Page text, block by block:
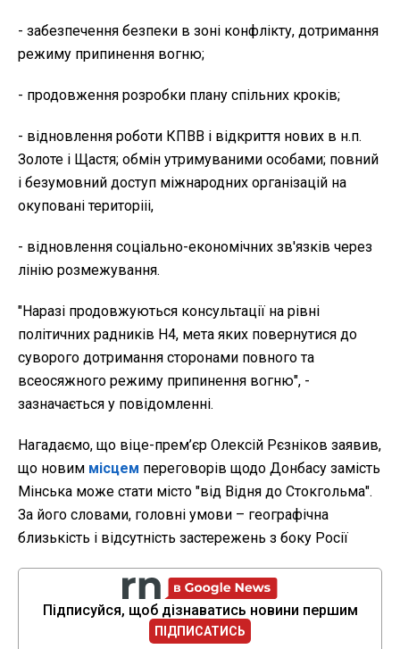
- забезпечення безпеки в зоні конфлікту, дотримання
режиму припинення вогню;
- продовження розробки плану спільних кроків;
- відновлення роботи КПВВ і відкриття нових в н.п.
Золоте і Щастя; обмін утримуваними особами; повний
і безумовний доступ міжнародних організацій на
окуповані територііі,
- відновлення соціально-економічних зв'язків через
лінію розмежування.
"Наразі продовжуються консультації на рівні
політичних радників Н4, мета яких повернутися до
суворого дотримання сторонами повного та
всеосяжного режиму припинення вогню", -
зазначається у повідомленні.
Нагадаємо, що віце-прем’єр Олексій Рєзніков заявив,
що новим місцем переговорів щодо Донбасу замість
Мінська може стати місто "від Відня до Стокгольма".
За його словами, головні умови – географічна
близькість і відсутність застережень з боку Росії
Підписуйся, щоб дізнаватись новини першим
ПІДПИСАТИСЬ